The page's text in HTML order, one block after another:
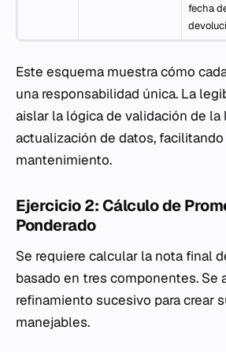
fecha
Este esquema muestra cómo
una responsabilidad única. La
aislar la lógica de validación de la
actualización de datos,
mantenimiento.
Ejercicio 2: Cálculo de
Ponderado
Se requiere calcular la nota final
basado en tres componentes. Se
refinamiento sucesivo para crear
manejables.